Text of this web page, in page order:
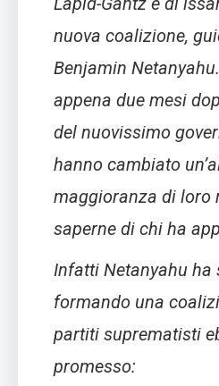
nuova coalizione,
Benjamin
appena due mesi
del nuovissimo
hanno cambiato
maggioranza di loro
saperne di chi ha
Infatti Netanyahu
formando una
partiti suprematisti
promesso: